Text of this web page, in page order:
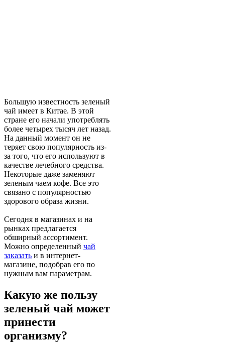
Большую известность зеленый
чай имеет в Китае. В этой
стране его начали употреблять
более четырех тысяч лет назад.
На данный момент он не
теряет свою популярность из-
за того, что его используют в
качестве лечебного средства.
Некоторые даже заменяют
зеленым чаем кофе. Все это
связано с популярностью
здорового образа жизни.
Сегодня в магазинах и на
рынках предлагается
обширный ассортимент.
Можно определенный чай
заказать и в интернет-
магазине, подобрав его по
нужным вам параметрам.
Какую же пользу
зеленый чай может
принести
организму?